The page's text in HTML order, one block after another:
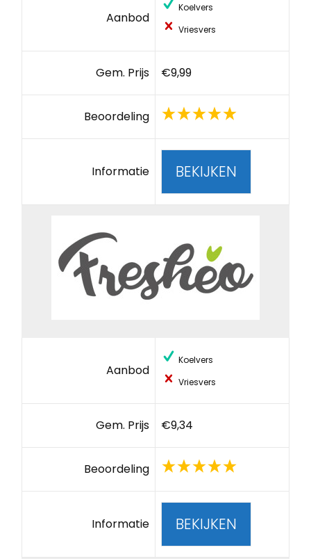
Aanbod
Koelvers
Vriesvers
Gem. Prijs €9,99
Beoordeling
Informatie BEKIJKEN
Aanbod
Koelvers
Vriesvers
Gem. Prijs €9,34
Beoordeling
Informatie BEKIJKEN